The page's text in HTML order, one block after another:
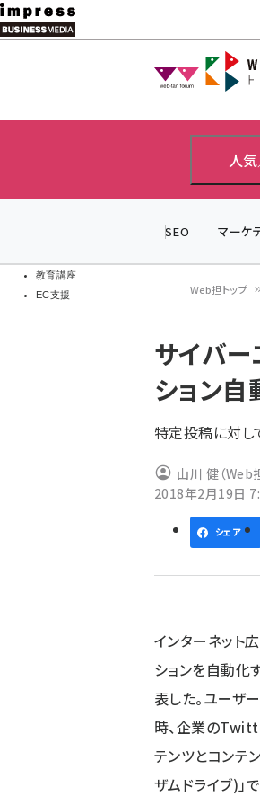
メ
イ
教育講座
EC支援
人
SEO マーケ
ン
く
ず
Web担トップ
サイバー
ション
特定投稿に対
山川 健（Web
2018年2月19日
シェア
インターネット
ションを自動化
表した。ユーザ
時、企業の
テンツとコンテ
ザムドライブ)」